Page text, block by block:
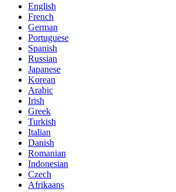
English
French
German
Portuguese
Spanish
Russian
Japanese
Korean
Arabic
Irish
Greek
Turkish
Italian
Danish
Romanian
Indonesian
Czech
Afrikaans